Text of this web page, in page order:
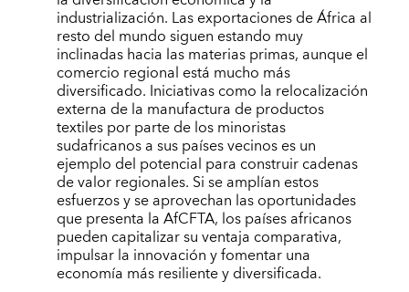
industrialización. Las exportaciones de África al
resto del mundo siguen estando muy
inclinadas hacia las materias primas, aunque el
comercio regional está mucho más
diversificado. Iniciativas como la relocalización
externa de la manufactura de productos
textiles por parte de los minoristas
sudafricanos a sus países vecinos es un
ejemplo del potencial para construir cadenas
de valor regionales. Si se amplían estos
esfuerzos y se aprovechan las oportunidades
que presenta la AfCFTA, los países africanos
pueden capitalizar su ventaja comparativa,
impulsar la innovación y fomentar una
economía más resiliente y diversificada.